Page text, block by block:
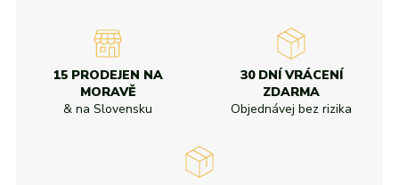
15 PRODEJEN NA
MORAVĚ
& na Slovensku
30 DNÍ VRÁCENÍ
ZDARMA
Objednávej bez rizika